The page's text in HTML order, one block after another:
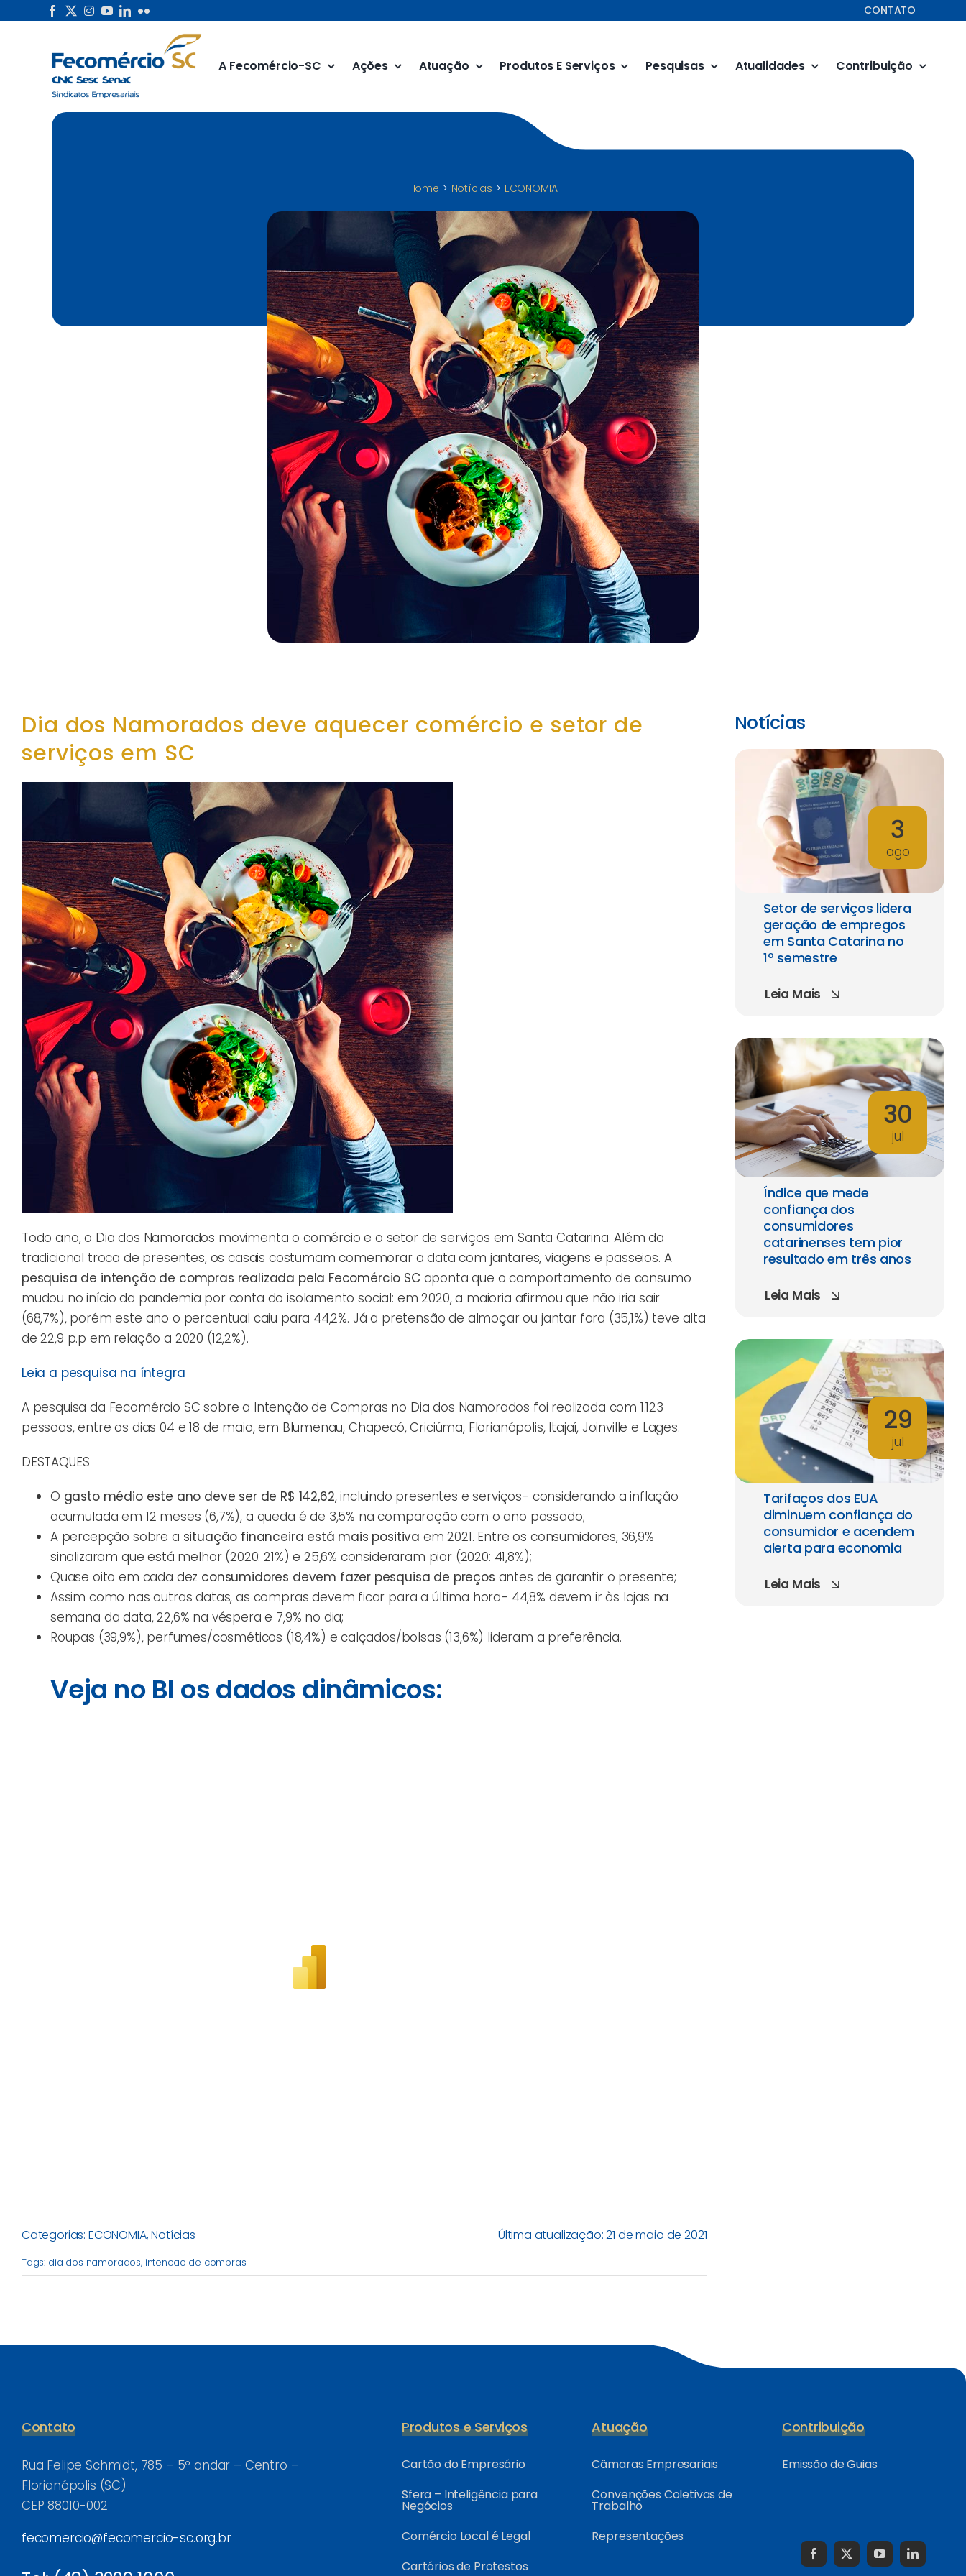
CONTATO
A Fecomércio-SC Ações Atuação Produtos E Serviços Pesquisas Atualidades Contribuição
Home Notícias ECONOMIA
Dia dos Namorados deve aquecer comércio e setor de
serviços em SC
Todo ano, o Dia dos Namorados movimenta o comércio e o setor de serviços em Santa Catarina. Além da
tradicional troca de presentes, os casais costumam comemorar a data com jantares, viagens e passeios. A
pesquisa de intenção de compras realizada pela Fecomércio SCaponta que o comportamento de consumo
mudou no início da pandemia por conta do isolamento social: em 2020, a maioria afirmou que não iria sair
(68,7%), porém este ano o percentual caiu para 44,2%. Já a pretensão de almoçar ou jantar fora (35,1%) teve alta
de 22,9 p.p em relação a 2020 (12,2%).
Leia a pesquisa na íntegra
A pesquisa da Fecomércio SC sobre a Intenção de Compras no Dia dos Namorados foi realizada com 1.123
pessoas, entre os dias 04 e 18 de maio, em Blumenau, Chapecó, Criciúma, Florianópolis, Itajaí, Joinville e Lages.
DESTAQUES
O gasto médio este ano deve ser de R$ 142,62, incluindo presentes e serviços- considerando a inflação
acumulada em 12 meses (6,7%), a queda é de 3,5% na comparação com o ano passado;
A percepção sobre a situação financeira está mais positiva em 2021. Entre os consumidores, 36,9%
sinalizaram que está melhor (2020: 21%) e 25,6% consideraram pior (2020: 41,8%);
Quase oito em cada dez consumidores devem fazer pesquisa de preços antes de garantir o presente;
Assim como nas outras datas, as compras devem ficar para a última hora- 44,8% devem ir às lojas na
semana da data, 22,6% na véspera e 7,9% no dia;
Roupas (39,9%), perfumes/cosméticos (18,4%) e calçados/bolsas (13,6%) lideram a preferência.
Veja no BI os dados dinâmicos:
Categorias: ECONOMIA,Notícias Última atualização: 21 de maio de 2021
Tags: dia dos namorados, intencao de compras
Notícias
3
ago
Setor de serviços lidera
geração de empregos
em Santa Catarina no
1º semestre
Leia Mais
30
jul
Índice que mede
confiança dos
consumidores
catarinenses tem pior
resultado em três anos
Leia Mais
29
jul
Tarifaços dos EUA
diminuem confiança do
consumidor e acendem
alerta para economia
Leia Mais
Contato
Rua Felipe Schmidt, 785 – 5º andar – Centro –
Florianópolis (SC)
CEP 88010-002
fecomercio@fecomercio-sc.org.br
Produtos e Serviços
Cartão do Empresário
Sfera – Inteligência para
Negócios
Comércio Local é Legal
Cartórios de Protestos
Atuação
Câmaras Empresariais
Convenções Coletivas de
Trabalho
Representações
Contribuição
Emissão de Guias